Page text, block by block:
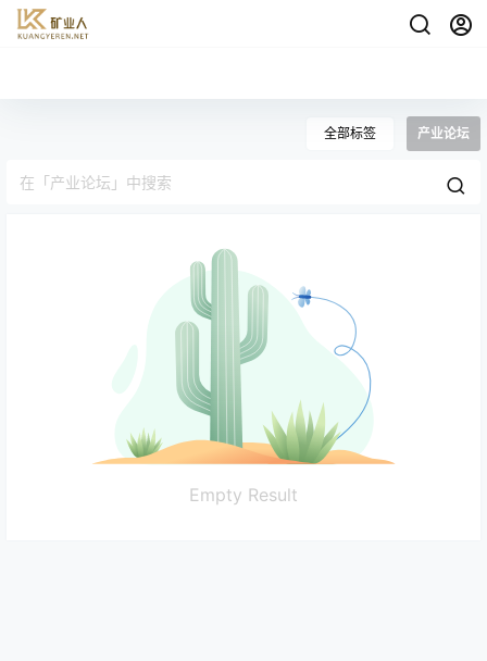
全部标签 产业论坛
Empty Result